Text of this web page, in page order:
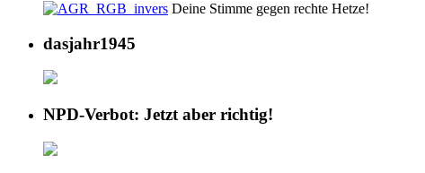
Deine Stimme gegen rechte Hetze!
dasjahr1945
NPD-Verbot: Jetzt aber richtig!